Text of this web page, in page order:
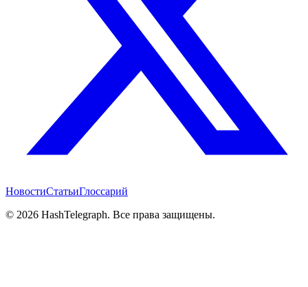
НовостиСтатьиГлоссарий
© 2026 HashTelegraph. Все права защищены.